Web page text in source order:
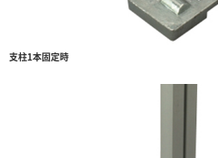
支柱1本固定時